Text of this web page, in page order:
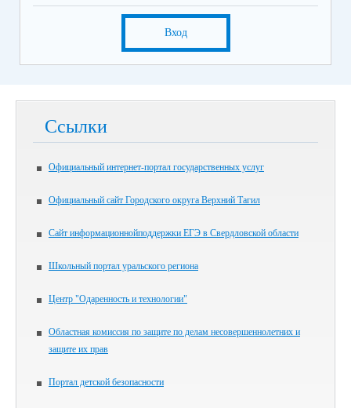
Вход
Ссылки
Официальный интернет-портал государственных услуг
Официальный сайт Городского округа Верхний Тагил
Сайт информационнойподдержки ЕГЭ в Свердловской области
Школьный портал уральского региона
Центр "Одаренность и технологии"
Областная комиссия по защите по делам несовершеннолетних и
защите их прав
Портал детской безопасности